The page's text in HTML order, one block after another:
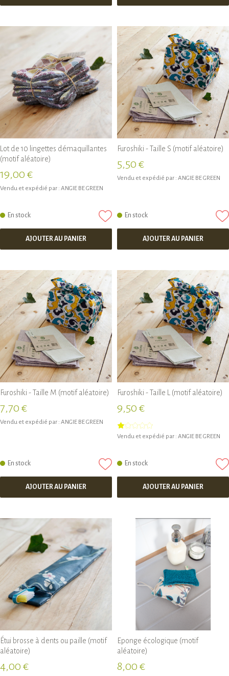
Lot de 10 lingettes démaquillantes
(motif aléatoire)
19,00 €
Vendu et expédié par : ANGIE BE GREEN
En stock
AJOUTER AU PANIER
Furoshiki - Taille S (motif aléatoire)
5,50 €
Vendu et expédié par : ANGIE BE GREEN
En stock
AJOUTER AU PANIER
Furoshiki - Taille M (motif aléatoire)
7,70 €
Vendu et expédié par : ANGIE BE GREEN
En stock
AJOUTER AU PANIER
Furoshiki - Taille L (motif aléatoire)
9,50 €
Vendu et expédié par : ANGIE BE GREEN
En stock
AJOUTER AU PANIER
Étui brosse à dents ou paille (motif
aléatoire)
4,00 €
Eponge écologique (motif
aléatoire)
8,00 €